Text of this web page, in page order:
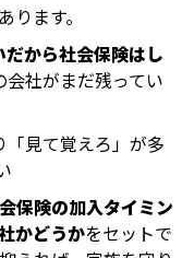
ます。
だから社会保険はし
会社がまだ残ってい
見て覚えろ」が多
保険の加入タイミン
かどうかをセットで